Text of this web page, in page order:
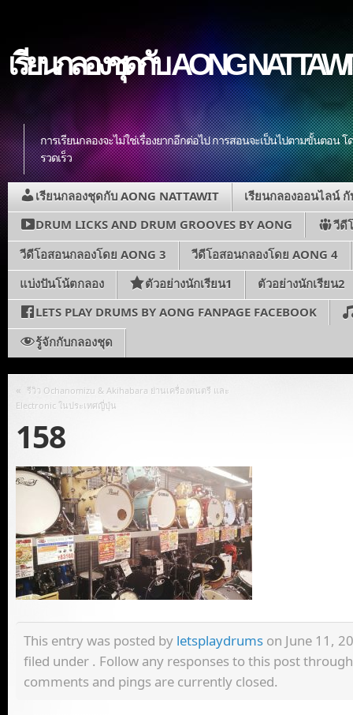
เรียนกลองชุดกับ AONG
การเรียนกลองจะไม่ใช่เรื่องยากอีกต่อไป การสอนจะเป็นไปตามขั้นตอน
รวดเร็ว
เรียนกลองชุดกับ AONG NATTAWIT
เรียนกลองออนไลน์
DRUM LICKS AND DRUM GROOVES BY AONG
วีดี
วีดีโอสอนกลองโดย AONG 3
วีดีโอสอนกลองโดย AONG 4
แบ่งปันโน้ตกลอง
ตัวอย่างนักเรียน1
ตัวอย่างนักเรียน2
LETS PLAY DRUMS BY AONG FANPAGE FACEBOOK
รู้จักกับกลองชุด
« รีวิว Ochanomizu & Akihabara ย่านเครื่องดนตรี และ
Electronic ในประเทศญี่ปุ่น
158
This entry was posted by letsplaydrums on June 11,
filed under . Follow any responses to this post
comments and pings are currently closed.